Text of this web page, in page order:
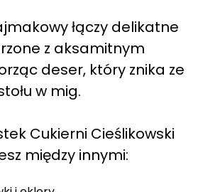
łączy delikatne
z aksamitnym
deser, który znika ze
w mig.
Cukierni Cieślikowski
między innymi: